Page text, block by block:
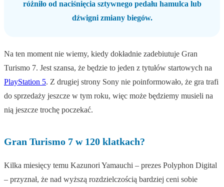
różniło od naciśnięcia sztywnego pedału hamulca lub
dźwigni zmiany biegów.
Na ten moment nie wiemy, kiedy dokładnie zadebiutuje Gran
Turismo 7. Jest szansa, że będzie to jeden z tytułów startowych na
PlayStation 5. Z drugiej strony Sony nie poinformowało, że gra trafi
do sprzedaży jeszcze w tym roku, więc może będziemy musieli na
nią jeszcze trochę poczekać.
Gran Turismo 7 w 120 klatkach?
Kilka miesięcy temu Kazunori Yamauchi – prezes Polyphon Digital
– przyznał, że nad wyższą rozdzielczością bardziej ceni sobie